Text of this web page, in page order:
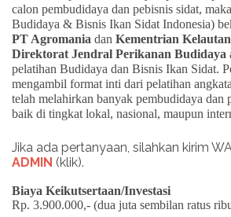
calon pembudidaya dan pebisnis sidat, maka
Budidaya & Bisnis Ikan Sidat Indonesia)
PT Agromania dan Kementrian
Direktorat Jendral Perikanan Budidaya
pelatihan Budidaya dan Bisnis Ikan Sidat.
mengambil format inti dari pelatihan
telah melahirkan banyak pembudidaya dan
baik di tingkat lokal, nasional, maupun
Jika ada pertanyaan, silahkan kirim
ADMIN (klik).
Biaya Keikutsertaan/Investasi
Rp. 3.900.000,- (dua juta sembilan ratus